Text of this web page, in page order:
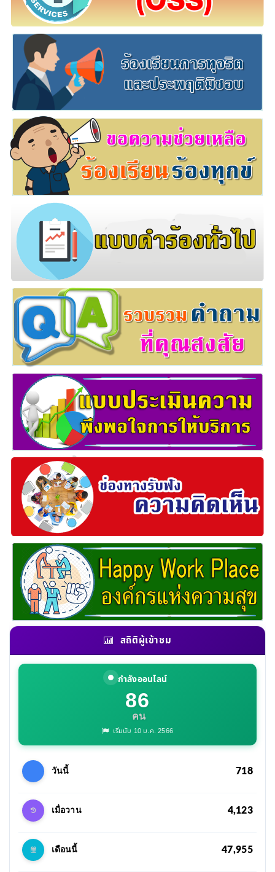
สถิติผู้เข้าชม
กำลังออนไลน์
86
คน
เริ่มนับ 10 ม.ค. 2566
วันนี้ 718
เมื่อวาน 4,123
เดือนนี้ 47,955